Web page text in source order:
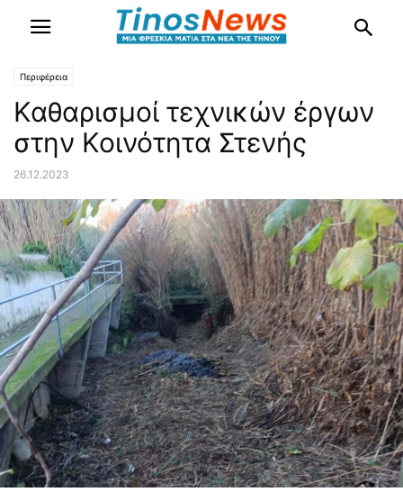
Περιφέρεια
Καθαρισμοί τεχνικών έργων
στην Κοινότητα Στενής
26.12.2023